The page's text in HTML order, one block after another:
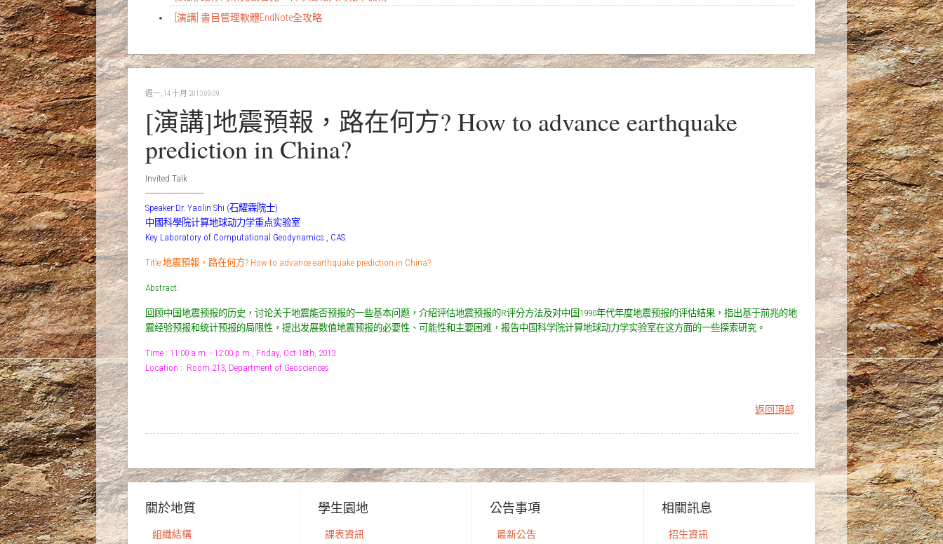
[演講] 書目管理軟體EndNote全攻略
週一, 14 十月 2013 09:09
[演講]地震預報，路在何方? How to advance earthquake
prediction in China?
Invited Talk
----------------------------
Speaker:Dr. Yaolin Shi (石耀霖院士)
中國科學院计算地球动力学重点实验室
Key Laboratory of Computational Geodynamics , CAS
Title:地震預報，路在何方? How to advance earthquake prediction in China?
Abstract:
回顾中国地震预报的历史，讨论关于地震能否预报的一些基本问题，介绍评估地震预报的R评分方法及对中国1990年代年度地震预报的评估结果，指出基于前兆的地
震经验预报和统计预报的局限性，提出发展数值地震预报的必要性、可能性和主要困难，报告中国科学院计算地球动力学实验室在这方面的一些探索研究。
Time : 11:00 a.m. - 12:00 p.m., Friday, Oct 18th, 2013
Location : Room 213, Department of Geosciences
返回頂部
關於地質
組織結構
學生園地
課表資訊
公告事項
最新公告
相關訊息
招生資訊